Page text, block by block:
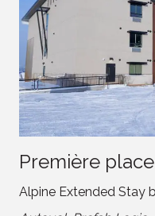
Première place
Alpine Extended Stay